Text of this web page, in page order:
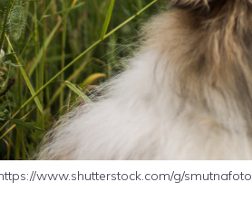
www.shutterstock.com/g/smutnafoto